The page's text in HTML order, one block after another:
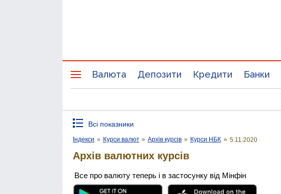
Валюта Депозити Кредити Банки
Всі показники
Індекси » Курси валют » Архів курсів » Курси НБК » 5.11.2020
Архів валютних курсів
Все про валюту теперь і в застосунку від Мінфін